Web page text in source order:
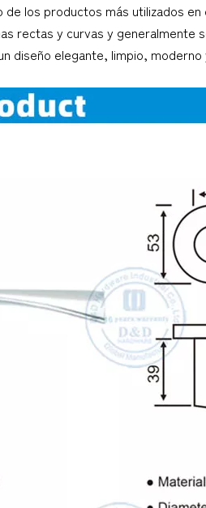
de los productos más utilizados
rectas y curvas y generalmente
diseño elegante, limpio,